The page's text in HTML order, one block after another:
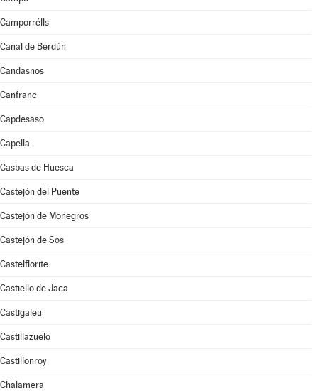
Camporrélls
Canal de Berdún
Candasnos
Canfranc
Capdesaso
Capella
Casbas de Huesca
Castejón del Puente
Castejón de Monegros
Castejón de Sos
Castelflorite
Castiello de Jaca
Castigaleu
Castillazuelo
Castillonroy
Chalamera